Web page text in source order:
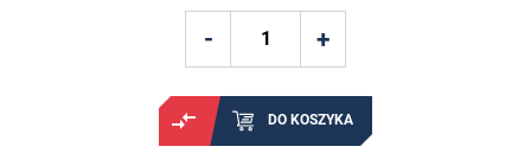
DO KOSZYKA